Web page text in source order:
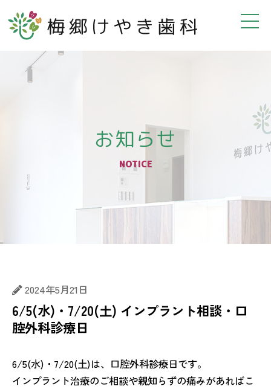
お知らせ
NOTICE
2024年5月21日
6/5(水)・7/20(土) インプラント相談・口
腔外科診療日
6/5(水)・7/20(土)は、口腔外科診療日です。
インプラント治療のご相談や親知らずの痛みがあればこ